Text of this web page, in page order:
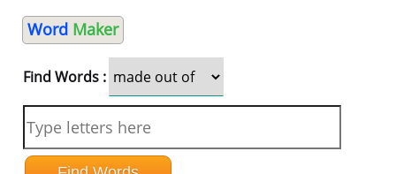
Word Maker
Find Words :